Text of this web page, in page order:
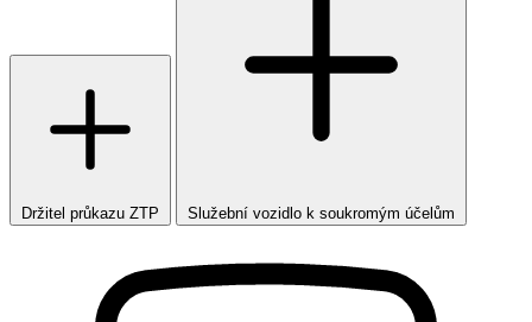
Držitel průkazu ZTP Služební vozidlo k soukromým účelům